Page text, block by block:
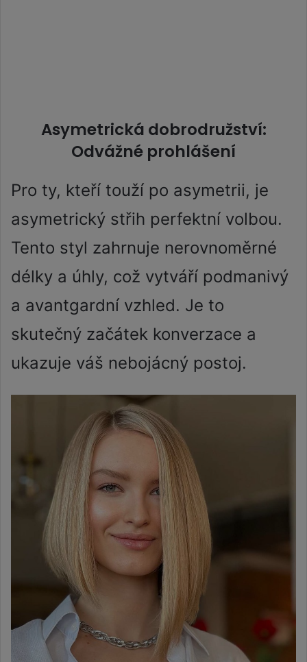
Asymetrická dobrodružství:
Odvážné prohlášení
Pro ty, kteří touží po asymetrii, je
asymetrický střih perfektní volbou.
Tento styl zahrnuje nerovnoměrné
délky a úhly, což vytváří podmanivý
a avantgardní vzhled. Je to
skutečný začátek konverzace a
ukazuje váš nebojácný postoj.